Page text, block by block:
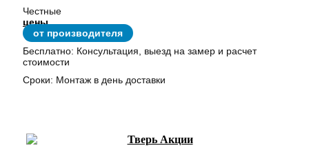
Честные
цены
от производителя
Бесплатно: Консультация, выезд на замер и расчет
стоимости
Сроки: Монтаж в день доставки